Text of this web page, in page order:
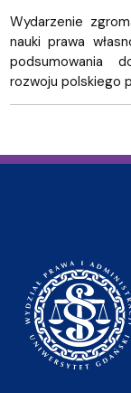
Wydarzenie
nauki prawa
podsumowania
rozwoju polskiego